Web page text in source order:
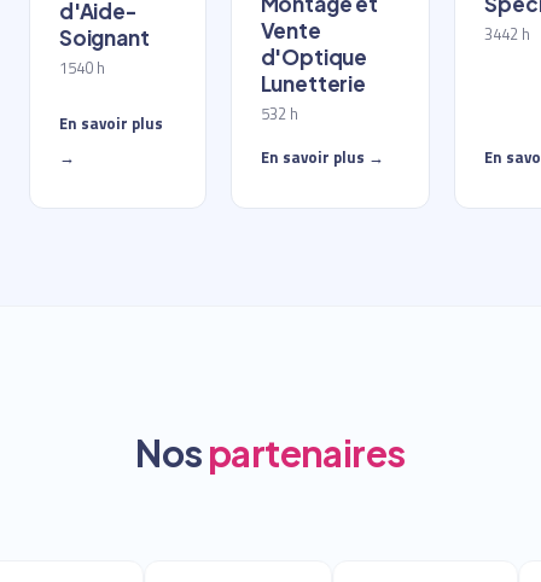
d'Aide-
Soignant
1540 h
En savoir plus
→
Vente
d'Optique
Lunetterie
532 h
En savoir plus →
3442 h
En
Nospartenaires